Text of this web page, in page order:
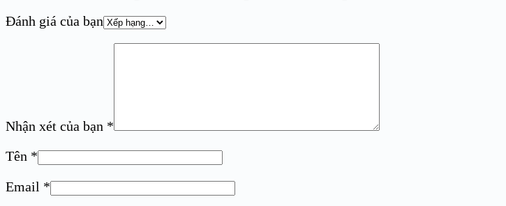
Đánh giá của bạn
Nhận xét của bạn *
Tên *
Email *